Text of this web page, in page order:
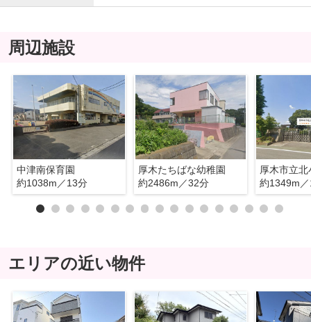
周辺施設
中津南保育園
約1038m／13分
厚木たちばな幼稚園
約2486m／32分
厚木市立北
約1349m
エリアの近い物件